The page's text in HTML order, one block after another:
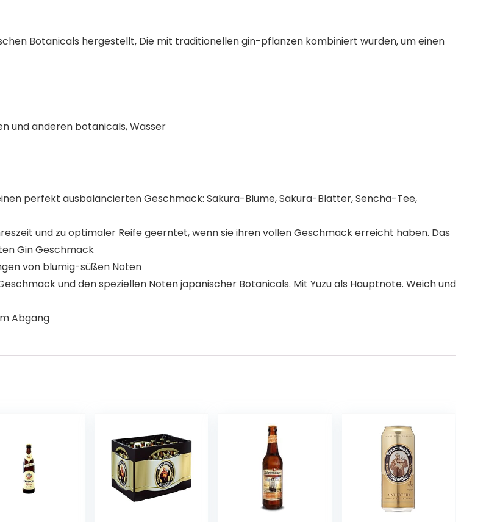
Botanicals hergestellt, Die mit traditionellen gin-pflanzen kombiniert wurden, um einen
und anderen botanicals, Wasser
perfekt ausbalancierten Geschmack: Sakura-Blume, Sakura-Blätter, Sencha-Tee,
und zu optimaler Reife geerntet, wenn sie ihren vollen Geschmack erreicht haben. Das
Gin Geschmack
von blumig-süßen Noten
und den speziellen Noten japanischer Botanicals. Mit Yuzu als Hauptnote. Weich und
Abgang